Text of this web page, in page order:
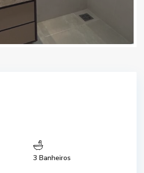
3 Banheiros